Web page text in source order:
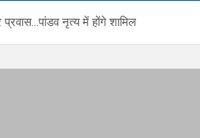
प्रवास…पांडव नृत्य में होंगे शामिल